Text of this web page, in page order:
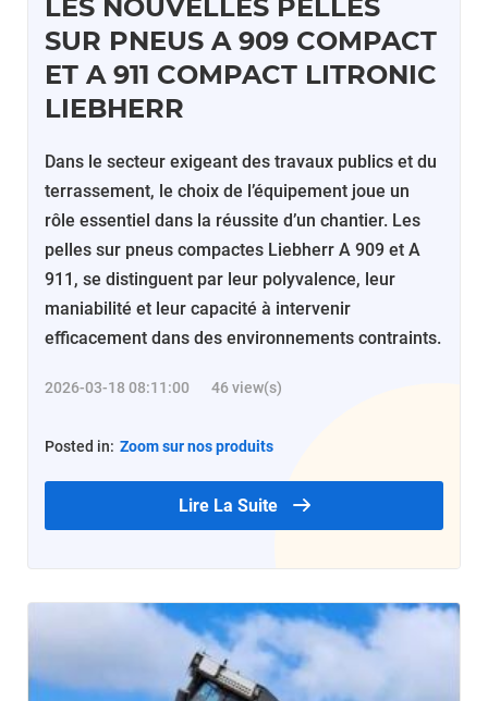
LES NOUVELLES PELLES
SUR PNEUS A 909 COMPACT
ET A 911 COMPACT LITRONIC
LIEBHERR
Dans le secteur exigeant des travaux publics et du
terrassement, le choix de l’équipement joue un
rôle essentiel dans la réussite d’un chantier. Les
pelles sur pneus compactes Liebherr A 909 et A
911, se distinguent par leur polyvalence, leur
maniabilité et leur capacité à intervenir
efficacement dans des environnements contraints.
2026-03-18 08:11:00 46 view(s)
Posted in: Zoom sur nos produits
Lire La Suite